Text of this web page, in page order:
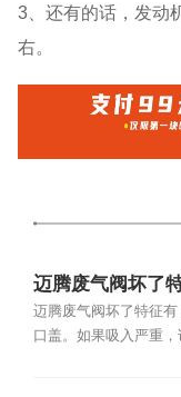
3、还有的话，发动
右。
迈腾废气阀坏了
迈腾废气阀坏了特征
口盖。如果吸入严重